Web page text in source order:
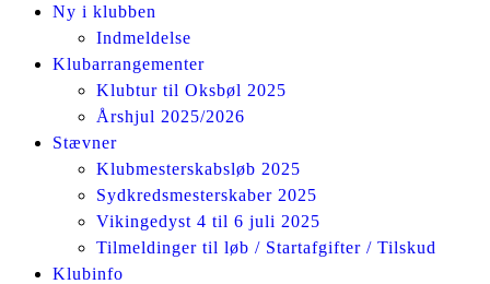
Ny i klubben
Indmeldelse
Klubarrangementer
Klubtur til Oksbøl 2025
Årshjul 2025/2026
Stævner
Klubmesterskabsløb 2025
Sydkredsmesterskaber 2025
Vikingedyst 4 til 6 juli 2025
Tilmeldinger til løb / Startafgifter / Tilskud
Klubinfo